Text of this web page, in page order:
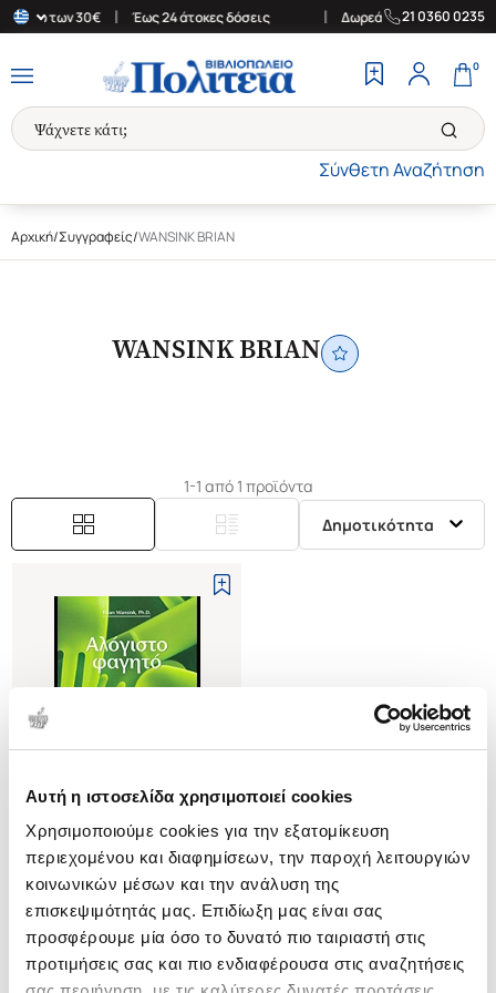
Αυτή η ιστοσελίδα χρησιμοποιεί cookies
Χρησιμοποιούμε cookies για την εξατομίκευση
περιεχομένου και διαφημίσεων, την παροχή λειτουργιών
κοινωνικών μέσων και την ανάλυση της
επισκεψιμότητάς μας. Επιδίωξη μας είναι σας
προσφέρουμε μία όσο το δυνατό πιο ταιριαστή στις
προτιμήσεις σας και πιο ενδιαφέρουσα στις αναζητήσεις
άνω των 30€ Έως 24 άτοκες δόσεις Δωρεάν Μεταφορικά
21 0360 0235
Σύνθετη Αναζήτηση
0
Αρχική/Συγγραφείς/WANSINK BRIAN
WANSINK BRIAN
1-1 από 1 προϊόντα
Δημοτικότητα
Εξαντλημένο
(0)
ΑΛΟΓΙΣΤΟ ΦΑΓΗΤΟ
ΓΙΑΤΙ ΤΡΩΜΕ ΧΩΡΙΣ ΝΑ
ΣΚΕΦΤΟΜΑΣΤΕ
WANSINK BRIAN
Κωδ. Πολιτείας:4440-0510